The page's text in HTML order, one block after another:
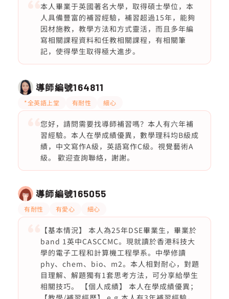
本人畢業于英國著名大學，取得碩士學位，本
人具備豐富的補習經驗，補習超過15年，能夠
因材施教，教學方法和方式靈活，而且多年編
寫相關課程資料和任教相關課程，有相關筆
記，使得學生取得極大進步。
導師編號164811
*全英語上堂 有耐性 細心
您好，請問需要找導師補習嗎？本人有六年補
習經驗。本人在學成績優異，數學理科均B級成
績，中文寫作A級，英語寫作C級。視覺藝術A
級。 歡迎查詢聯絡，謝謝。
導師編號165055
有耐性 有愛心 細心
【基本情況】 本人為25年DSE畢業生，畢業於
band 1英中CASCCMC。現就讀於香港科技大
學的電子工程和計算機工程學系。中學修讀
phy、chem、bio、m2。本人相對耐心，對題
目理解、解題獨有1套思考方法，可分享給學生
相關技巧。 【個人成績】 本人在學成績優異；